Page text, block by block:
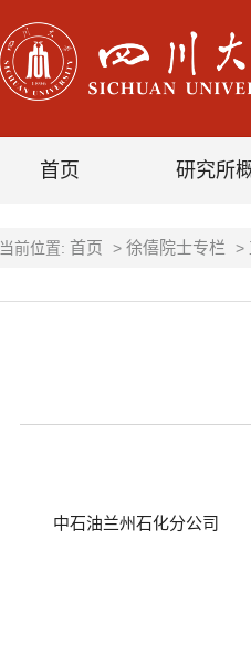
首页 研究所
当前位置: 首页 > 徐僖院士专栏 >
中石油兰州石化分公司